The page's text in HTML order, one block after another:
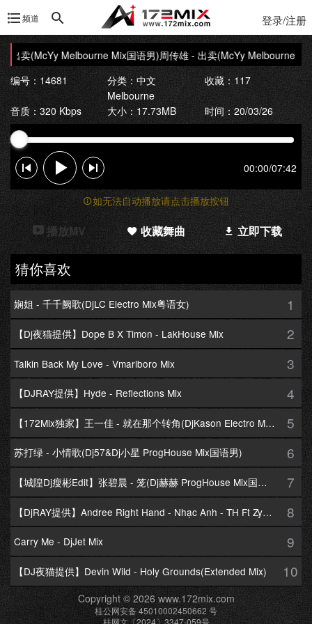
频道 登录/注册
出卖(McYy Melbourne Mix国语男)周传雄 - 出卖(McYy Melbourne Mix
编号：14681
分类：中文
Melbourne
收藏：117
音质：320 Kbps 大小：17.73MB 时间：20/03/26
00:00/07:42
如无法自动播放请点击播放按钮
播放MV 收藏舞曲 立即下载
猜你喜欢
娴姐 - 千千阙歌(DjLC Electro Mix粤语女) 1
【Dj夜猫提供】Dope B X Timon - LakHouse Mix 2
Talkin Back My Love - Vmarlboro Mix 3
【DJRAY提供】Hyde - Reflections Mix 4
【172Mix独家】王一佳 - 就在那个转角(DjKason Electro Mix国语女) 5
苏打绿 - 小情歌(Dj57&Dj小星 ProgHouse Mix国语男) 6
【城隍Dj瘦彬Edit】张碧晨 - 笼(Dj赫赫 ProgHouse Mix国语女) 7
【DjRAY提供】Andree Right Hand - Nhạc Anh - TH Ft Zym Mix 8
Carry Me - DjJet Mix 9
【DJ夜猫提供】Devin Wild - Holy Grounds(Extended Mix) 10
Copyright © 2026 www.172mix.com
桂公网安备 45010002450662 号
桂网文〔2024〕3347-059号